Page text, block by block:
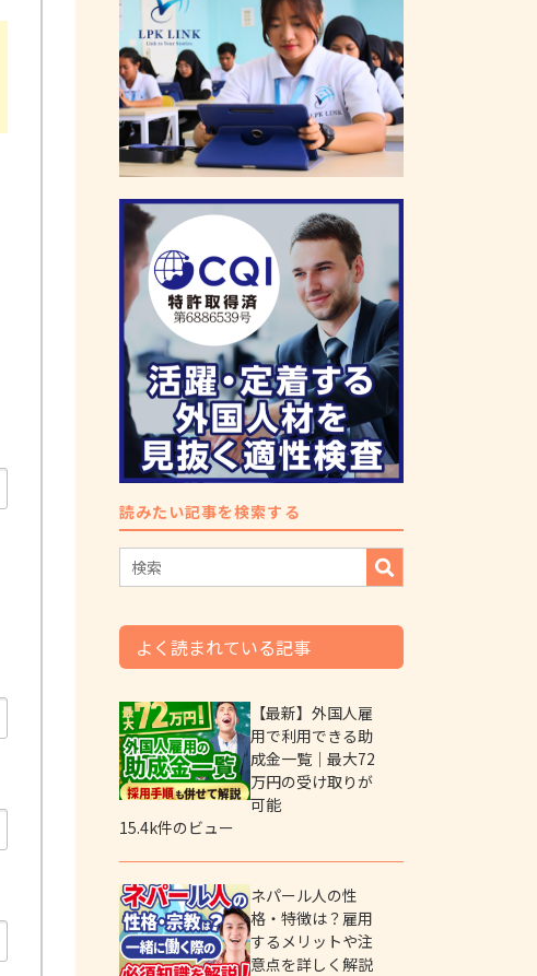
読みたい記事を検索する
よく読まれている記事
【最新】外国人雇
用で利用できる助
成金一覧｜最大72
万円の受け取りが
可能
15.4k件のビュー
ネパール人の性
格・特徴は？雇用
するメリットや注
意点を詳しく解説